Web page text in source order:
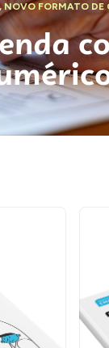
,NOVO FORMATO DE